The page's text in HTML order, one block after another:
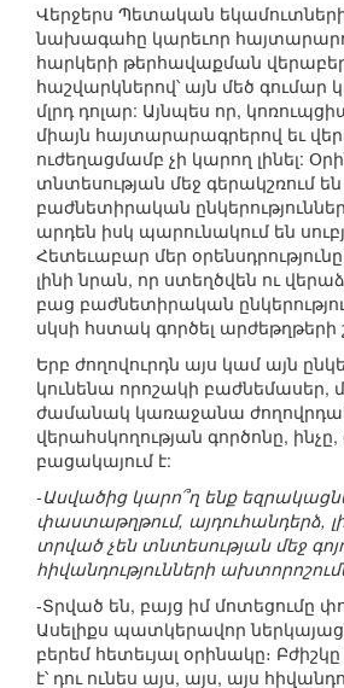
Վերջերս Պետական
նախագահը կարեւոր
հարկերի թերհավաքման
հաշվարկներով՝ այն մեծ գումար
մլրդ դոլար: Այնպես որ,
միայն հայտարարագրերով եւ
ուժեղացմամբ չի կարող լինել:
տնտեսության մեջ գերակշռում
բաժնետիրական
արդեն իսկ պարունակում են
Հետեւաբար մեր
լինի նրան, որ ստեղծվեն ու
բաց բաժնետիրական
սկսի հստակ գործել արժեթղթերի
Երբ ժողովուրդն այս կամ այն
կունենա որոշակի բաժնեմասեր,
ժամանակ կառաջանա
վերահսկողության գործոնը,
բացակայում է:
-Ասվածից կարո՞ղ ենք
փաստաթղթում, այդուհանդերձ,
տրված չեն տնտեսության մեջ
հիվանդությունների
-Տրված են, բայց իմ մոտեցումը
Ասելիքս պատկերավոր
բերեմ հետեւյալ օրինակը։
է՝ դու ունես այս, այս, այս